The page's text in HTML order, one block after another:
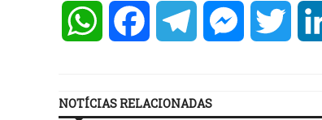
WhatsAppFacebookTelegramMessenger
NOTÍCIAS RELACIONADAS